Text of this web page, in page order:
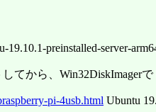
preinstalled-server-
てから、Win32DiskImager
pi-4usb.html Ubuntu